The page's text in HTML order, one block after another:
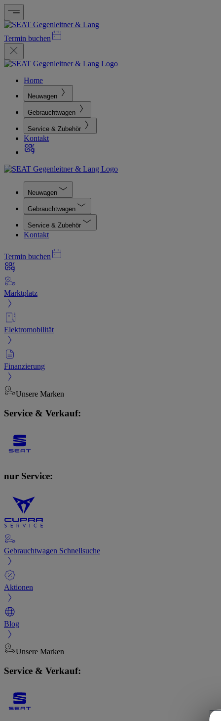
Termin buchen
Home
Neuwagen
Gebrauchtwagen
Service & Zubehör
Kontakt
Neuwagen
Gebrauchtwagen
Service & Zubehör
Kontakt
Termin buchen
Marktplatz
Elektromobilität
Finanzierung
Unsere Marken
Service & Verkauf:
nur Service:
Gebrauchtwagen Schnellsuche
Aktionen
Blog
Unsere Marken
Service & Verkauf: